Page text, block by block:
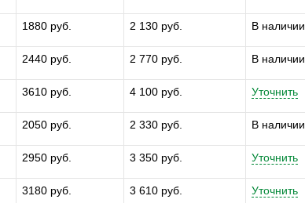
1880 руб. 2 130 руб. В наличии
2440 руб. 2 770 руб. В наличии
3610 руб. 4 100 руб. Уточнить
2050 руб. 2 330 руб. В наличии
2950 руб. 3 350 руб. Уточнить
3180 руб. 3 610 руб. Уточнить